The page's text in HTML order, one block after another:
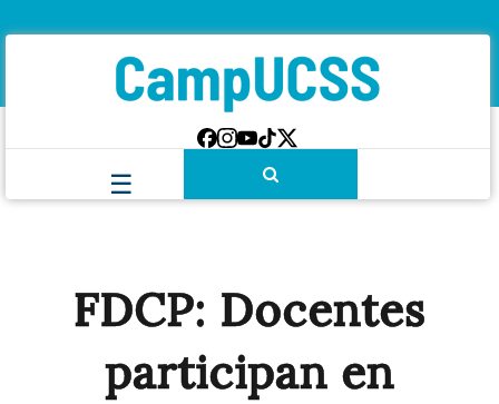
FDCP: Docentes
participan en